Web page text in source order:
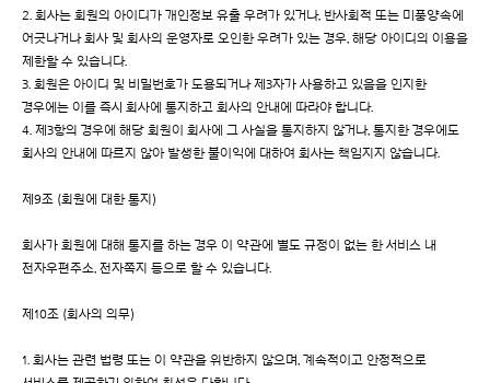
2. 회사는 회원의 아이디가 개인정보 유출 우려가 있거나, 반사회적 또는 미풍양속에
어긋나거나 회사 및 회사의 운영자로 오인한 우려가 있는 경우, 해당 아이디의 이용을
제한할 수 있습니다.
3. 회원은 아이디 및 비밀번호가 도용되거나 제3자가 사용하고 있음을 인지한
경우에는 이를 즉시 회사에 통지하고 회사의 안내에 따라야 합니다.
4. 제3항의 경우에 해당 회원이 회사에 그 사실을 통지하지 않거나, 통지한 경우에도
회사의 안내에 따르지 않아 발생한 불이익에 대하여 회사는 책임지지 않습니다.
제9조 (회원에 대한 통지)
회사가 회원에 대해 통지를 하는 경우 이 약관에 별도 규정이 없는 한 서비스 내
전자우편주소, 전자쪽지 등으로 할 수 있습니다.
제10조 (회사의 의무)
1. 회사는 관련 법령 또는 이 약관을 위반하지 않으며, 계속적이고 안정적으로